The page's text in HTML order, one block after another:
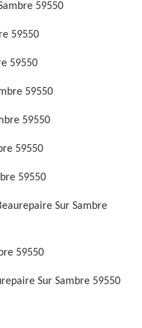
59550
59550
59550
59550
59550
59550
59550
Sur Sambre
59550
Sur Sambre 59550